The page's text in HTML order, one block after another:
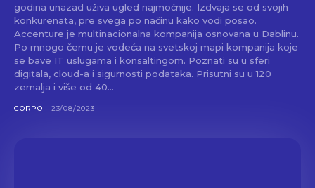
godina unazad uživa ugled najmoćnije. Izdvaja se od svojih
konkurenata, pre svega po načinu kako vodi posao.
Accenture je multinacionalna kompanija osnovana u Dablinu.
Po mnogo čemu je vodeća na svetskoj mapi kompanija koje
se bave IT uslugama i konsaltingom. Poznati su u sferi
digitala, cloud-a i sigurnosti podataka. Prisutni su u 120
zemalja i više od 40...
CORPO 23/08/2023